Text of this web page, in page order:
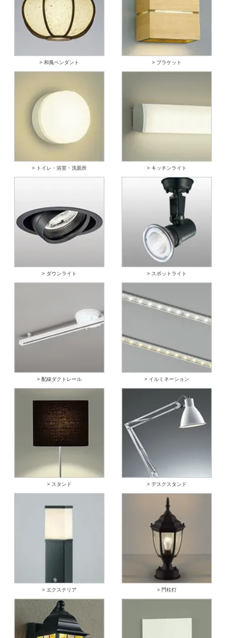
> 和風ペンダント > ブラケット
> トイレ・浴室・洗面所 > キッチンライト
> ダウンライト > スポットライト
> 配線ダクトレール > イルミネーション
> スタンド > デスクスタンド
> エクステリア > 門柱灯